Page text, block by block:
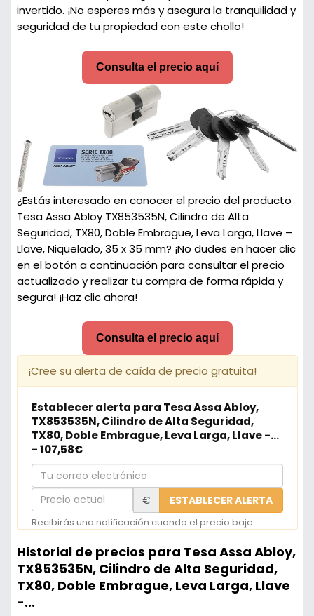
invertido. ¡No esperes más y asegura la tranquilidad y
seguridad de tu propiedad con este chollo!
Consulta el precio aquí
¿Estás interesado en conocer el precio del producto
Tesa Assa Abloy TX853535N, Cilindro de Alta
Seguridad, TX80, Doble Embrague, Leva Larga, Llave –
Llave, Niquelado, 35 x 35 mm? ¡No dudes en hacer clic
en el botón a continuación para consultar el precio
actualizado y realizar tu compra de forma rápida y
segura! ¡Haz clic ahora!
Consulta el precio aquí
¡Cree su alerta de caída de precio gratuita!
Establecer alerta para Tesa Assa Abloy,
TX853535N, Cilindro de Alta Seguridad,
TX80, Doble Embrague, Leva Larga, Llave -...
- 107,58€
Tu
correo
electrónico
Precio
actual
€ ESTABLECER ALERTA
Recibirás una notificación cuando el precio baje.
Historial de precios para Tesa Assa Abloy,
TX853535N, Cilindro de Alta Seguridad,
TX80, Doble Embrague, Leva Larga, Llave
-...